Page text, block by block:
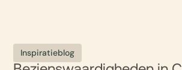
Inspiratieblog